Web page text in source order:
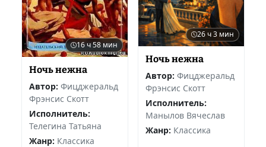
16 ч 58 мин
Ночь нежна
Автор: Фицджеральд
Фрэнсис Скотт
Исполнитель:
Телегина Татьяна
Жанр: Классика
26 ч 3 мин
Ночь нежна
Автор: Фицджеральд
Фрэнсис Скотт
Исполнитель:
Манылов Вячеслав
Жанр: Классика